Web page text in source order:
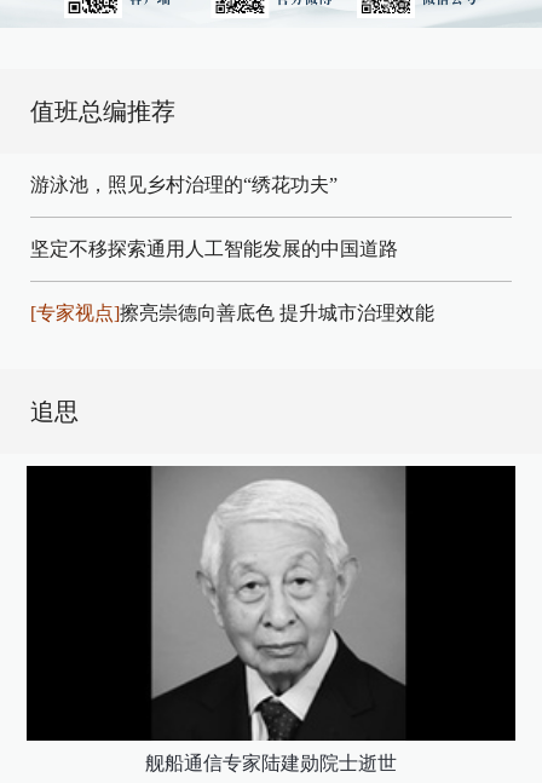
值班总编推荐
游泳池，照见乡村治理的“绣花功夫”
坚定不移探索通用人工智能发展的中国道路
[专家视点]擦亮崇德向善底色 提升城市治理效能
追思
舰船通信专家陆建勋院士逝世